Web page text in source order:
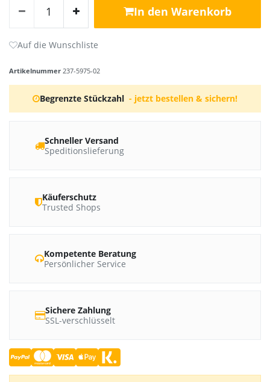
In den Warenkorb
Artikelnummer 237-5975-02
Begrenzte Stückzahl - jetzt bestellen & sichern!
Schneller Versand
Speditionslieferung
Käuferschutz
Trusted Shops
Kompetente Beratung
Persönlicher Service
Sichere Zahlung
SSL-verschlüsselt